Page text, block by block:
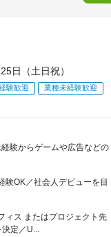
日（土日祝）
験歓迎 業種未経験歓迎
験からゲームや広告などの
験OK／社会人デビューを目
ィス またはプロジェクト先
定／U...